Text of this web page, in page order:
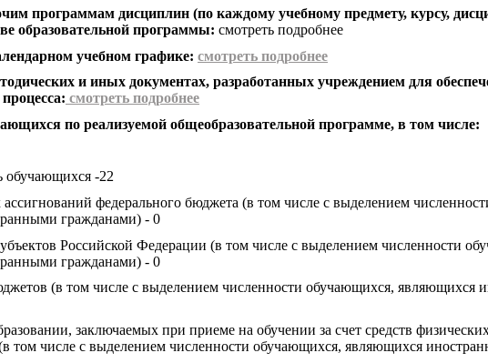
программам дисциплин (по каждому учебному предмету, курсу,
образовательной программы: смотреть подробнее
учебном графике: смотреть подробнее
и иных документах, разработанных учреждением для
смотреть подробнее
по реализуемой общеобразовательной программе, в том числе:
обучающихся -22
федерального бюджета (в том числе с выделением
гражданами) - 0
Российской Федерации (в том числе с выделением численности
гражданами) - 0
(в том числе с выделением численности обучающихся, являющихся
заключаемых при приеме на обучении за счет средств
том числе с выделением численности обучающихся, являющихся